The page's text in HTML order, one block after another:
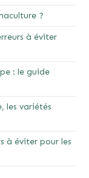
?
à éviter
: le guide
les variétés
à éviter pour les